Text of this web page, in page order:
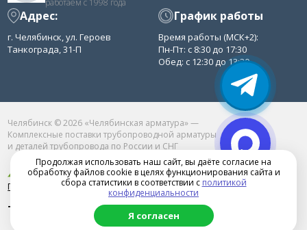
работаем с 1998 года
Адрес:
г. Челябинск, ул. Героев
Танкограда, 31-П
График работы
Время работы (МСК+2):
Пн-Пт: с 8:30 до 17:30
Обед: с 12:30 до 13:30
Челябинск © 2026 «Челябинская арматура» —
Комплексные поставки трубопроводной арматуры
и деталей трубопровода по России и СНГ
Продвижение сайта в Челябинске
+7(351)222-11-20
Продолжая использовать наш сайт, вы даёте согласие на
обработку файлов cookie в целях функционирования сайта и
сбора статистики в соответствии с политикой
конфиденциальности
Я согласен